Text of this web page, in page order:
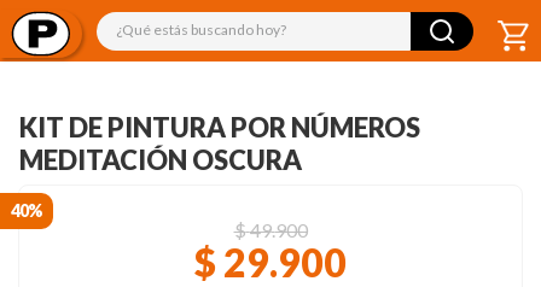
¿Qué estás buscando hoy?
KIT DE PINTURA POR NÚMEROS
MEDITACIÓN OSCURA
40%
$49.900
$ 29.900